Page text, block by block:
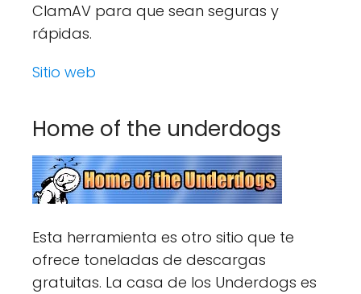
ClamAV para que sean seguras y
rápidas.
Sitio web
Home of the underdogs
Esta herramienta es otro sitio que te
ofrece toneladas de descargas
gratuitas. La casa de los Underdogs es